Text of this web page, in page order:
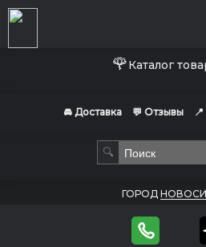
🌹Каталог
🚘 Доставка 💬 Отзывы
🔍
ГОРОД